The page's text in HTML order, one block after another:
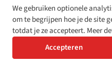
sjabloon van het
verifieer WCAG 2.1 AA-
v3.2.1; neem deel aan de
monitoringmethodologie
We gebruiken optionele
om te begrijpen hoe je de site
totdat je ze accepteert. Meer
Accepteren